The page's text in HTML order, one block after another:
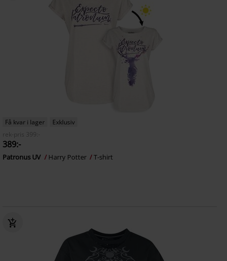
Få kvar i lager
Exklusiv
rek-pris
399:-
389:-
Patronus UV Harry Potter T-shirt